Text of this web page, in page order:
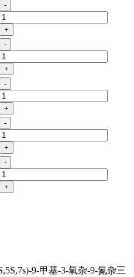
-
+
-
+
-
+
-
+
-
+
9-甲基-3-氧杂-9-氮杂三